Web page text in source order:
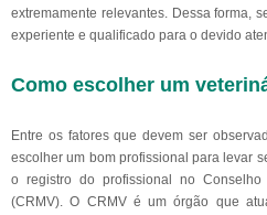
extremamente relevantes. Dessa forma,
experiente e qualificado para o devido
Como escolher um
Entre os fatores que devem ser
escolher um bom profissional para levar
o registro do profissional no
(CRMV). O CRMV é um órgão que